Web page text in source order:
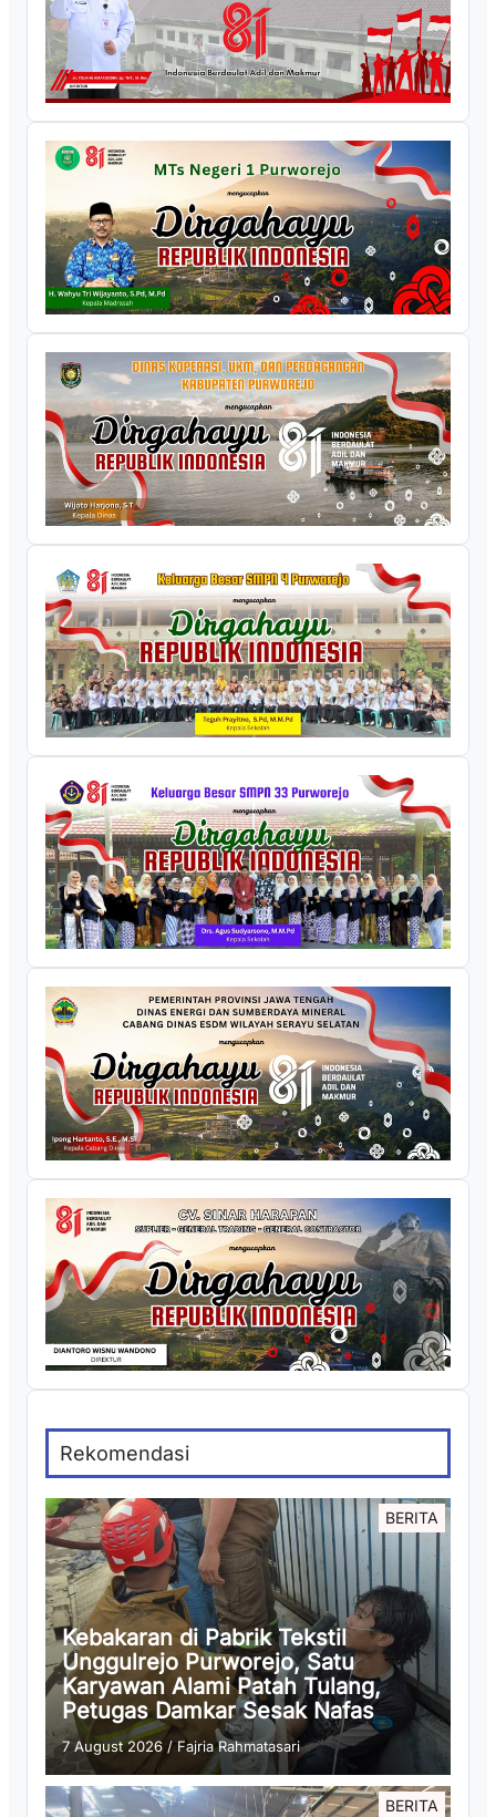
Rekomendasi
BERITA
Kebakaran di Pabrik Tekstil
Unggulrejo Purworejo, Satu
Karyawan Alami Patah Tulang,
Petugas Damkar Sesak Nafas
7 August 2026 /Fajria Rahmatasari
BERITA